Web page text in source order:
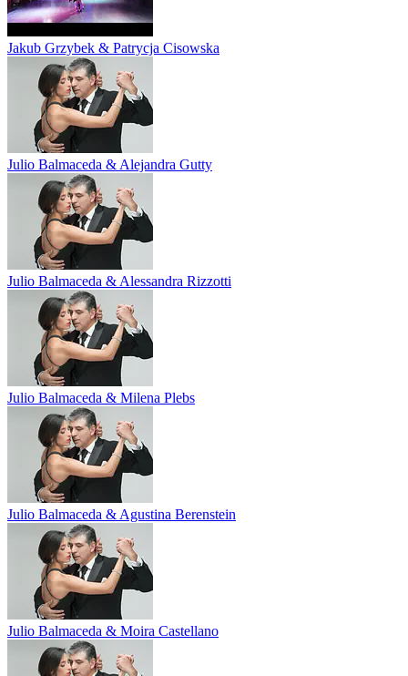
Jakub Grzybek & Patrycja Cisowska
Julio Balmaceda & Alejandra Gutty
Julio Balmaceda & Alessandra Rizzotti
Julio Balmaceda & Milena Plebs
Julio Balmaceda & Agustina Berenstein
Julio Balmaceda & Moira Castellano